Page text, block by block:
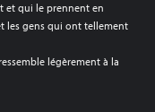
et qui le prennent en
les gens qui ont tellement
légèrement à la